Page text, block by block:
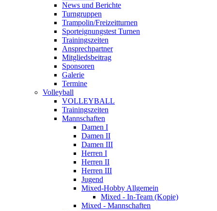
News und Berichte
Turngruppen
Trampolin/Freizeitturnen
Sporteignungstest Turnen
Trainingszeiten
Ansprechpartner
Mitgliedsbeitrag
Sponsoren
Galerie
Termine
Volleyball
VOLLEYBALL
Trainingszeiten
Mannschaften
Damen I
Damen II
Damen III
Herren I
Herren II
Herren III
Jugend
Mixed-Hobby Allgemein
Mixed - In-Team (Kopie)
Mixed - Mannschaften